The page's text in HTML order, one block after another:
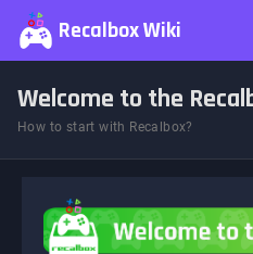
Recalbox Wiki
Welcome to the
How to start with Recalbox?